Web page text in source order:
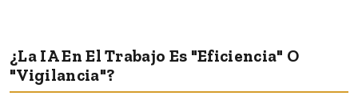
¿La IA En El Trabajo Es "eficiencia" O
"vigilancia"?